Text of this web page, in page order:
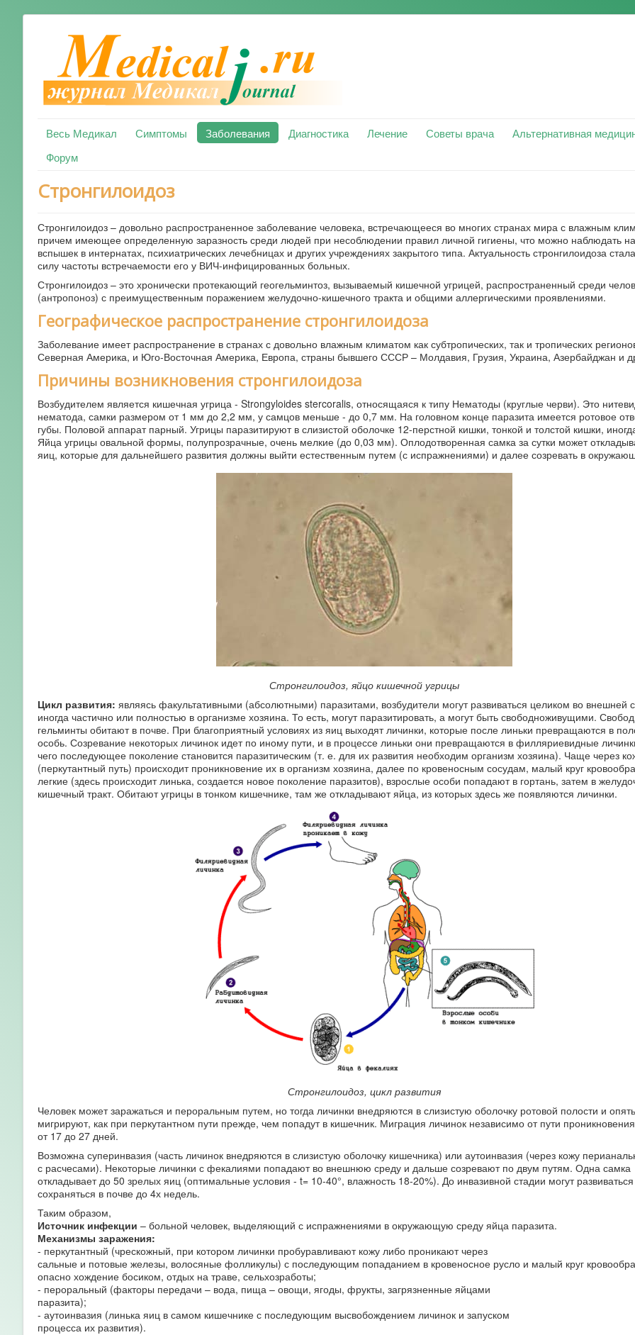
Весь Медикал Симптомы Заболевания Диагностика Лечение Советы врача
Альтернативная
Форум
Стронгилоидоз
Стронгилоидоз – довольно распространенное заболевание человека, встречающееся во многих странах мира с влажным
причем имеющее определенную заразность среди людей при несоблюдении правил личной гигиены, что можно наблюдать
вспышек в интернатах, психиатрических лечебницах и других учреждениях закрытого типа. Актуальность стронгилоидоза
силу частоты встречаемости его у ВИЧ-инфицированных больных.
Стронгилоидоз – это хронически протекающий геогельминтоз, вызываемый кишечной угрицей, распространенный среди
(антропоноз) с преимущественным поражением желудочно-кишечного тракта и общими аллергическими проявлениями.
Географическое распространение стронгилоидоза
Заболевание имеет распространение в странах с довольно влажным климатом как субтропических, так и тропических
Северная Америка, и Юго-Восточная Америка, Европа, страны бывшего СССР – Молдавия, Грузия, Украина, Азербайджан и
Причины возникновения стронгилоидоза
Возбудителем является кишечная угрица - Strongyloides stercoralis, относящаяся к типу Нематоды (круглые черви). Это
нематода, самки размером от 1 мм до 2,2 мм, у самцов меньше - до 0,7 мм. На головном конце паразита имеется ротовое
губы. Половой аппарат парный. Угрицы паразитируют в слизистой оболочке 12-перстной кишки, тонкой и толстой кишки,
Яйца угрицы овальной формы, полупрозрачные, очень мелкие (до 0,03 мм). Оплодотворенная самка за сутки может
яиц, которые для дальнейшего развития должны выйти естественным путем (с испражнениями) и далее созревать в
Стронгилоидоз, яйцо кишечной угрицы
Цикл развития: являясь факультативными (абсолютными) паразитами, возбудители могут развиваться целиком во внешней
иногда частично или полностью в организме хозяина. То есть, могут паразитировать, а могут быть свободноживущими.
гельминты обитают в почве. При благоприятный условиях из яиц выходят личинки, которые после линьки превращаются в
особь. Созревание некоторых личинок идет по иному пути, и в процессе линьки они превращаются в филляриевидные
чего последующее поколение становится паразитическим (т. е. для их развития необходим организм хозяина). Чаще через
(перкутантный путь) происходит проникновение их в организм хозяина, далее по кровеносным сосудам, малый круг
легкие (здесь происходит линька, создается новое поколение паразитов), взрослые особи попадают в гортань, затем в
кишечный тракт. Обитают угрицы в тонком кишечнике, там же откладывают яйца, из которых здесь же появляются личинки.
Стронгилоидоз, цикл развития
Человек может заражаться и пероральным путем, но тогда личинки внедряются в слизистую оболочку ротовой полости и опять
мигрируют, как при перкутантном пути прежде, чем попадут в кишечник. Миграция личинок независимо от пути
от 17 до 27 дней.
Возможна суперинвазия (часть личинок внедряются в слизистую оболочку кишечника) или аутоинвазия (через кожу
с расчесами). Некоторые личинки с фекалиями попадают во внешнюю среду и дальше созревают по двум путям. Одна самка
откладывает до 50 зрелых яиц (оптимальные условия - t= 10-40°, влажность 18-20%). До инвазивной стадии могут
сохраняться в почве до 4х недель.
Таким образом,
Источник инфекции – больной человек, выделяющий с испражнениями в окружающую среду яйца паразита.
Механизмы заражения:
- перкутантный (чрескожный, при котором личинки пробуравливают кожу либо проникают через
сальные и потовые железы, волосяные фолликулы) с последующим попаданием в кровеносное русло и малый круг
опасно хождение босиком, отдых на траве, сельхозработы;
- пероральный (факторы передачи – вода, пища – овощи, ягоды, фрукты, загрязненные яйцами
паразита);
- аутоинвазия (линька яиц в самом кишечнике с последующим высвобождением личинок и запуском
процесса их развития).